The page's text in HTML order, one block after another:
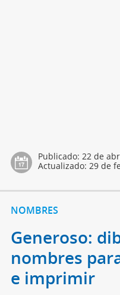
Publicado: 22 de
Actualizado: 29 de
NOMBRES
Generoso:
nombres
e imprimir